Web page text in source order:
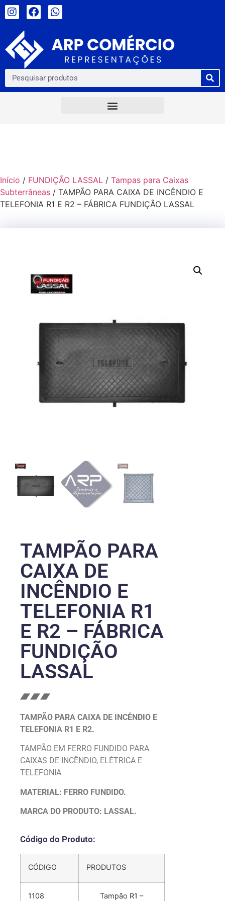
Início / FUNDIÇÃO LASSAL / Tampas para Caixas
Subterrâneas / TAMPÃO PARA CAIXA DE INCÊNDIO E
TELEFONIA R1 E R2 – FÁBRICA FUNDIÇÃO LASSAL
TAMPÃO PARA
CAIXA DE
INCÊNDIO E
TELEFONIA R1
E R2 – FÁBRICA
FUNDIÇÃO
LASSAL
TAMPÃO PARA CAIXA DE INCÊNDIO E
TELEFONIA R1 E R2.
TAMPÃO EM FERRO FUNDIDO PARA
CAIXAS DE INCÊNDIO, ELÉTRICA E
TELEFONIA
MATERIAL: FERRO FUNDIDO.
MARCA DO PRODUTO: LASSAL.
Código do Produto:
CÓDIGO PRODUTOS
1108 Tampão R1 –